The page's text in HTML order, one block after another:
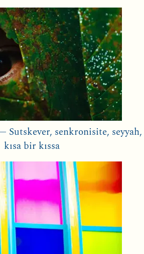
Sutskever, senkronisite, seyyah,
kısa bir kıssa